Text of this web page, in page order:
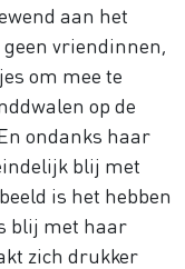
aan het
vriendinnen,
om mee te
op de
ondanks haar
blij met
is het hebben
blij met haar
zich drukker